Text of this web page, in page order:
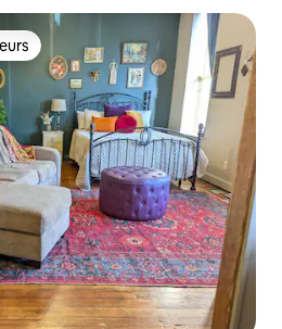
parmi les plus aimés